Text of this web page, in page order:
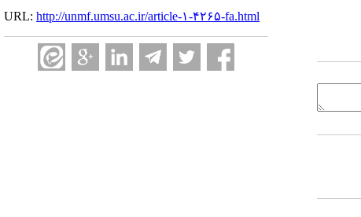
URL: http://unmf.umsu.ac.ir/article-۱-۴۲۶۵-fa.html